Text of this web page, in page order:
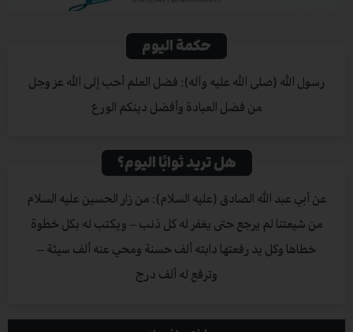
حكمة اليوم
رسول الله (صلى الله عليه وآله): فضل العلم أحب إلى الله عز وجل
من فضل العبادة وأفضل دينكم الورع
هل تريد ثوابًا اليوم؟
عن أبي عبد الله الصادق (عليه السلام): من زار الحسين عليه السلام
من شيعتنا لم يرجع حتى يغفر له كل ذنب – ويكتب له بكل خطوة
خطاها وكل يد رفعتها دابته ألف حسنة ومحي عنه ألف سيئة –
وترفع له ألف درج